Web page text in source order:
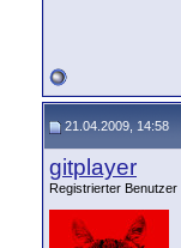
21.04.2009, 14:58
gitplayer
Registrierter Benutzer